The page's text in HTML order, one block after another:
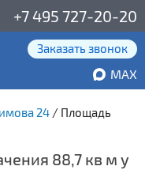
+7 495 727-20-20
Заказать звонок
MAX
24 / Площадь
88,7 кв м у